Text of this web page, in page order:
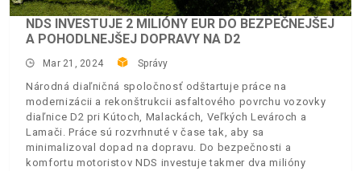
NDS INVESTUJE 2 MILIÓNY EUR DO BEZPEČNEJŠEJ
A POHODLNEJŠEJ DOPRAVY NA D2
Mar 21, 2024 Správy
Národná diaľničná spoločnosť odštartuje práce na
modernizácii a rekonštrukcii asfaltového povrchu vozovky
diaľnice D2 pri Kútoch, Malackách, Veľkých Levároch a
Lamači. Práce sú rozvrhnuté v čase tak, aby sa
minimalizoval dopad na dopravu. Do bezpečnosti a
komfortu motoristov NDS investuje takmer dva milióny